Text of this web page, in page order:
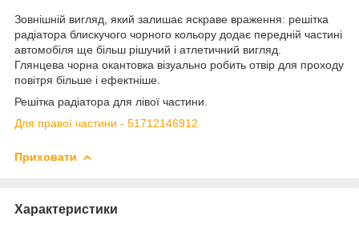
Зовнішній вигляд, який залишає яскраве враження: решітка
радіатора блискучого чорного кольору додає передній частині
автомобіля ще більш рішучий і атлетичний вигляд.
Глянцева чорна окантовка візуально робить отвір для проходу
повітря більше і ефектніше.
Решітка радіатора для лівої частини.
Для правої частини - 51712146912
Приховати
Характеристики